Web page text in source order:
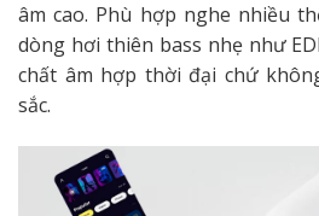
âm cao. Phù hợp nghe nhiều
dòng hơi thiên bass nhẹ như
chất âm hợp thời đại chứ
sắc.